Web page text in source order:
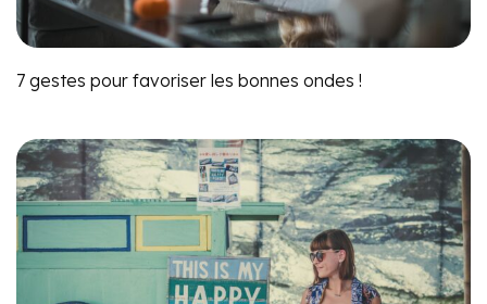
7 gestes pour favoriser les bonnes ondes !